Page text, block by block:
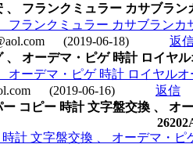
、 フランクミュラー カサブラン
フランクミュラー カサブランカ
(2019-06-18)
返
、 オーデマ・ピゲ 時計 ロイヤ
オーデマ・ピゲ 時計 ロイヤル
(2019-06-16)
返信
ー コピー 時計 文字盤交換 、 オ
計 文字盤交換 、 オーデマ・